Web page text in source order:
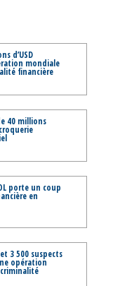
d’USD
mondiale
financière
40 millions
porte un coup
en
3 500 suspects
opération